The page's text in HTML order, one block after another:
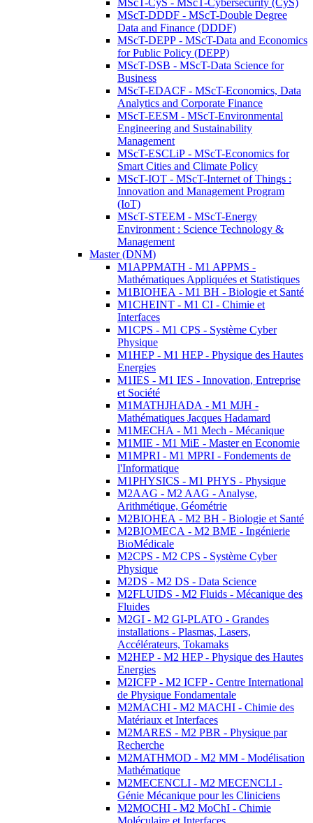
MScT-CyS - MScT-Cybersecurity (CyS)
MScT-DDDF - MScT-Double Degree
Data and Finance (DDDF)
MScT-DEPP - MScT-Data and Economics
for Public Policy (DEPP)
MScT-DSB - MScT-Data Science for
Business
MScT-EDACF - MScT-Economics, Data
Analytics and Corporate Finance
MScT-EESM - MScT-Environmental
Engineering and Sustainability
Management
MScT-ESCLiP - MScT-Economics for
Smart Cities and Climate Policy
MScT-IOT - MScT-Internet of Things :
Innovation and Management Program
(IoT)
MScT-STEEM - MScT-Energy
Environment : Science Technology &
Management
Master (DNM)
M1APPMATH - M1 APPMS -
Mathématiques Appliquées et Statistiques
M1BIOHEA - M1 BH - Biologie et Santé
M1CHEINT - M1 CI - Chimie et
Interfaces
M1CPS - M1 CPS - Système Cyber
Physique
M1HEP - M1 HEP - Physique des Hautes
Energies
M1IES - M1 IES - Innovation, Entreprise
et Société
M1MATHJHADA - M1 MJH -
Mathématiques Jacques Hadamard
M1MECHA - M1 Mech - Mécanique
M1MIE - M1 MiE - Master en Economie
M1MPRI - M1 MPRI - Fondements de
l'Informatique
M1PHYSICS - M1 PHYS - Physique
M2AAG - M2 AAG - Analyse,
Arithmétique, Géométrie
M2BIOHEA - M2 BH - Biologie et Santé
M2BIOMECA - M2 BME - Ingénierie
BioMédicale
M2CPS - M2 CPS - Système Cyber
Physique
M2DS - M2 DS - Data Science
M2FLUIDS - M2 Fluids - Mécanique des
Fluides
M2GI - M2 GI-PLATO - Grandes
installations - Plasmas, Lasers,
Accélérateurs, Tokamaks
M2HEP - M2 HEP - Physique des Hautes
Energies
M2ICFP - M2 ICFP - Centre International
de Physique Fondamentale
M2MACHI - M2 MACHI - Chimie des
Matériaux et Interfaces
M2MARES - M2 PBR - Physique par
Recherche
M2MATHMOD - M2 MM - Modélisation
Mathématique
M2MECENCLI - M2 MECENCLI -
Génie Mécanique pour les Cliniciens
M2MOCHI - M2 MoChI - Chimie
Moléculaire et Interfaces